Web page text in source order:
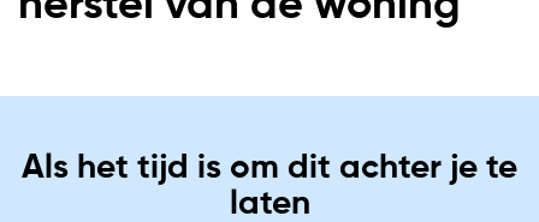
Als het tijd is om dit achter je te
laten